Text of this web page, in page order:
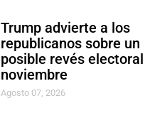
Trump advierte a los
republicanos sobre un
posible revés
noviembre
Agosto 07, 2026